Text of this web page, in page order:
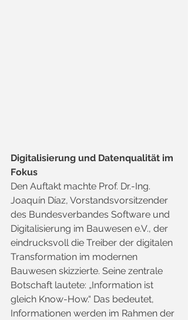
Digitalisierung und Datenqualität im
Fokus
Den Auftakt machte Prof. Dr.-Ing.
Joaquín Díaz, Vorstandsvorsitzender
des Bundesverbandes Software und
Digitalisierung im Bauwesen e.V., der
eindrucksvoll die Treiber der digitalen
Transformation im modernen
Bauwesen skizzierte. Seine zentrale
Botschaft lautete: „Information ist
gleich Know-How.“ Das bedeutet,
Informationen werden im Rahmen der